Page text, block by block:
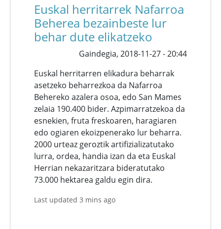
Euskal herritarrek Nafarroa
Beherea bezainbeste lur
behar dute elikatzeko
Gaindegia, 2018-11-27 - 20:44
Euskal herritarren elikadura beharrak
asetzeko beharrezkoa da Nafarroa
Behereko azalera osoa, edo San Mames
zelaia 190.400 bider. Azpimarratzekoa da
esnekien, fruta freskoaren, haragiaren
edo ogiaren ekoizpenerako lur beharra.
2000 urteaz geroztik artifizializatutako
lurra, ordea, handia izan da eta Euskal
Herrian nekazaritzara bideratutako
73.000 hektarea galdu egin dira.
Last updated 3 mins ago